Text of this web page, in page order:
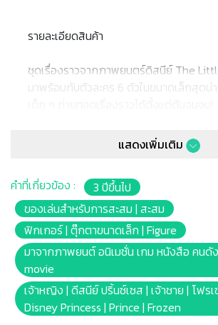
รายละเอียดสินค้า
ชุดเรื่องราวจากภาพยนตร์ดิสนีย์ The
มาพร้อมกับตัวละคร 6 ตัวในขนาดเล็กสุดน่
• ได้แรงบันดาลใจจากภาพยนตร์แอนิเมชัน
Mermaid ชุดนี้ประกอบด้วยตัวละครโปรด 6
• ประกอบด้วยตุ๊กตาขยับได้ขนาดจิ๋วของ แอเ
ริค, ราชาไทรทัน พ่อของแอเรียล, และแม่มดท
พร้อมกับฟิกเกอร์สัตว์สุดรักอย่าง แม็กซ์ สุนั
บาสเตียน ปูขี้เล่น
• แพ็กเกจยังมาพร้อมฉากหลังสองด้าน แล
เจาะพรุนให้เด็ก ๆ ดึงออกมาต่อเติมเรื่องร
สนุกสนาน รวมถึงเรือที่ได้แรงบันดาลใจจาก
เอริคในภาพยนตร์!
แสดงเพิ่มเติม
คำที่เกี่ยวข้อง :
3 ปีขึ้นไป
ของเล่นสำหรับการสะสม | สะสม
ฟิกเกอร์ | ตุ๊กตาขนาดเล็ก | Figure
มาจากภาพยนต์ อนิเมชั่น เกม หนังสือ คนดั
movie
เจ้าหญิง | ดีสนีย์ ปริ้นซ์เซส | เจ้าชาย | โฟรเ
Disney Princess | Prince | Frozen